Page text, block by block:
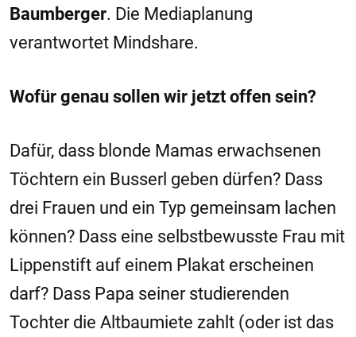
Baumberger. Die Mediaplanung
verantwortet Mindshare.
Wofür genau sollen wir jetzt offen sein?
Dafür, dass blonde Mamas erwachsenen
Töchtern ein Busserl geben dürfen? Dass
drei Frauen und ein Typ gemeinsam lachen
können? Dass eine selbstbewusste Frau mit
Lippenstift auf einem Plakat erscheinen
darf? Dass Papa seiner studierenden
Tochter die Altbaumiete zahlt (oder ist das